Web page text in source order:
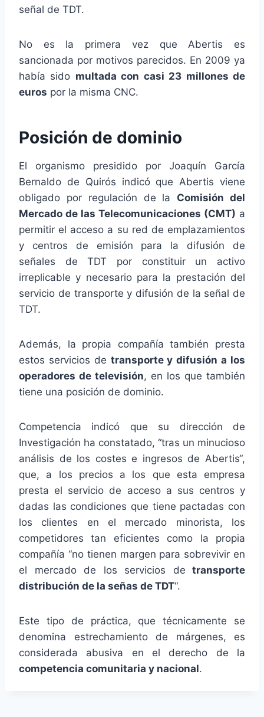
señal de TDT.
No es la primera vez que Abertis es
sancionada por motivos parecidos. En 2009 ya
había sido multada con casi 23 millones de
euros por la misma CNC.
Posición de dominio
El organismo presidido por Joaquín García
Bernaldo de Quirós indicó que Abertis viene
obligado por regulación de la Comisión del
Mercado de las Telecomunicaciones (CMT) a
permitir el acceso a su red de emplazamientos
y centros de emisión para la difusión de
señales de TDT por constituir un activo
irreplicable y necesario para la prestación del
servicio de transporte y difusión de la señal de
TDT.
Además, la propia compañía también presta
estos servicios de transporte y difusión a los
operadores de televisión, en los que también
tiene una posición de dominio.
Competencia indicó que su dirección de
Investigación ha constatado, “tras un minucioso
análisis de los costes e ingresos de Abertis“,
que, a los precios a los que esta empresa
presta el servicio de acceso a sus centros y
dadas las condiciones que tiene pactadas con
los clientes en el mercado minorista, los
competidores tan eficientes como la propia
compañía “no tienen margen para sobrevivir en
el mercado de los servicios de transporte
distribución de la señas de TDT“.
Este tipo de práctica, que técnicamente se
denomina estrechamiento de márgenes, es
considerada abusiva en el derecho de la
competencia comunitaria y nacional.